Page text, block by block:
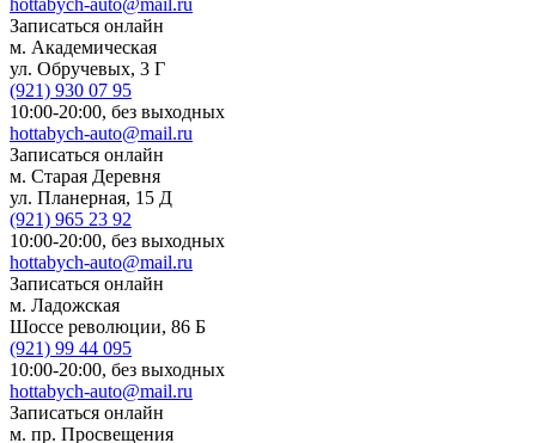
Записаться онлайн
м. Академическая
ул. Обручевых, 3 Г
(921) 930 07 95
10:00-20:00, без выходных
hottabych-auto@mail.ru
Записаться онлайн
м. Старая Деревня
ул. Планерная, 15 Д
(921) 965 23 92
10:00-20:00, без выходных
hottabych-auto@mail.ru
Записаться онлайн
м. Ладожская
Шоссе революции, 86 Б
(921) 99 44 095
10:00-20:00, без выходных
hottabych-auto@mail.ru
Записаться онлайн
м. пр. Просвещения